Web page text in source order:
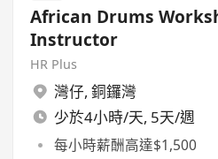
African Drums
Instructor
HR Plus
灣仔, 銅鑼灣
少於4小時/天, 5天/週
每小時薪酬高達$1,500